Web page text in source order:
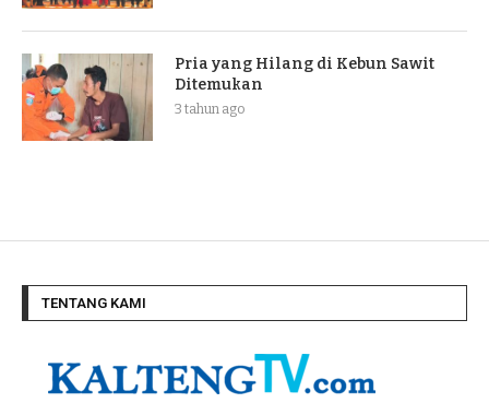
Pria yang Hilang di Kebun Sawit
Ditemukan
3 tahun ago
TENTANG KAMI